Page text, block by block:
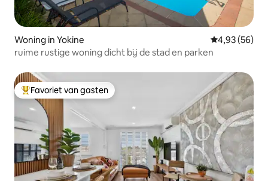
Woning in Yokine Gemiddelde
4,93 (56)
ruime rustige woning dicht bij de stad en parken
Topfavoriet van gasten
Favoriet van gasten